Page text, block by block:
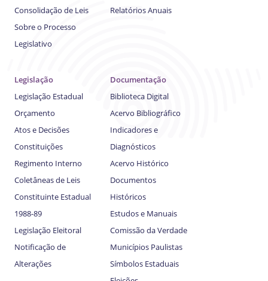
Consolidação de Leis
Sobre o Processo
Legislativo
Relatórios Anuais
Legislação
Legislação Estadual
Orçamento
Atos e Decisões
Constituições
Regimento Interno
Coletâneas de Leis
Constituinte Estadual
1988-89
Legislação Eleitoral
Notificação de
Alterações
Documentação
Biblioteca Digital
Acervo Bibliográfico
Indicadores e
Diagnósticos
Acervo Histórico
Documentos
Históricos
Estudos e Manuais
Comissão da Verdade
Municípios Paulistas
Símbolos Estaduais